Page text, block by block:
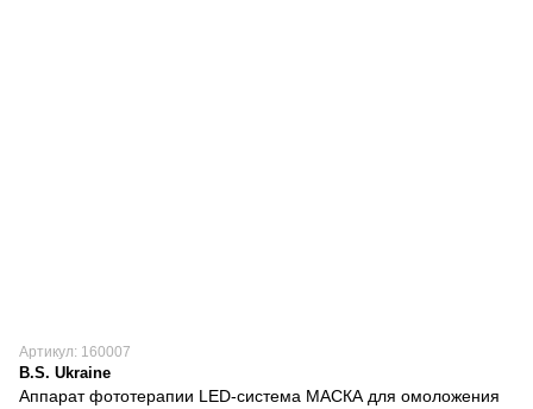
Артикул: 160007
B.S. Ukraine
Аппарат фототерапии LED-система МАСКА для омоложения